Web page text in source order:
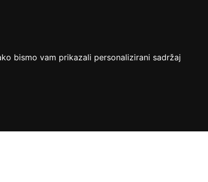
bismo vam prikazali personalizirani sadržaj